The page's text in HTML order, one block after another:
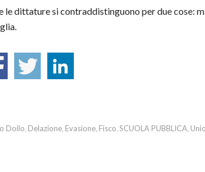
le dittature si contraddistinguono per due cose:
Doilo, Delazione, Evasione, Fisco, SCUOLA PUBBLICA,